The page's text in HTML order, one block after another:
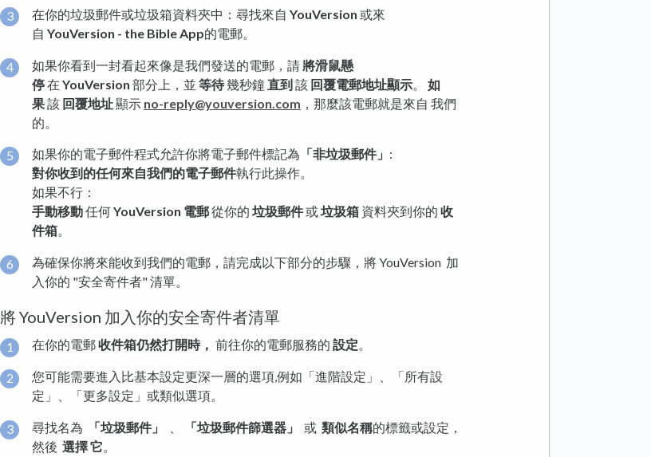
在你的垃圾郵件或垃圾箱資料夾中：尋找來自 YouVersion 或來
自 YouVersion - the Bible App的電郵。
如果你看到一封看起來像是我們發送的電郵，請將滑鼠懸
停在 YouVersion 部分上，並 等待幾秒鐘直到該 回覆電郵地址顯示
如
果該 回覆地址顯示 no-reply@youversion.com ，那麼該電郵就是來自 我們
的。
如果你的電子郵件程式允許你將電子郵件標記為 「非垃圾郵件」 :
對你收到的任何來自我們的電子郵件執行此操作。
如果不行：
手動移動任何YouVersion 電郵從你的 垃圾郵件或垃圾箱 資料夾到你的 收
件箱。
為確保你將來能收到我們的電郵，請完成以下部分的步驟，將 YouVersion 加
入你的 "安全寄件者" 清單。
將 YouVersion 加入你的安全寄件者清單
在你的電郵收件箱仍然打開時， 前往你的電郵服務的 設定。
您可能需要進入比基本設定更深一層的選項,例如「進階設定」、「所有設
定」、「更多設定」或類似選項。
尋找名為 「垃圾郵件」 「垃圾郵件篩選器」 或 類似名稱的標籤或設定，
然後 選擇 它